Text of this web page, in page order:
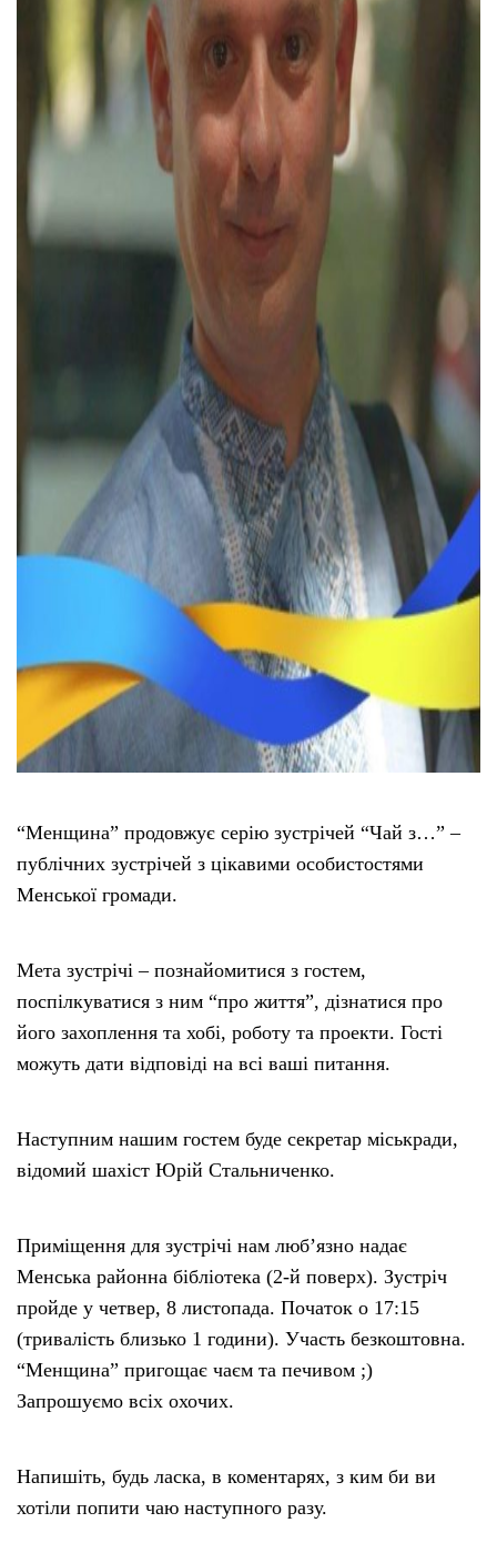
“Менщина” продовжує серію зустрічей “Чай з…” –
публічних зустрічей з цікавими особистостями
Менської громади.
Мета зустрічі – познайомитися з гостем,
поспілкуватися з ним “про життя”, дізнатися про
його захоплення та хобі, роботу та проекти. Гості
можуть дати відповіді на всі ваші питання.
Наступним нашим гостем буде секретар міськради,
відомий шахіст Юрій Стальниченко.
Приміщення для зустрічі нам люб’язно надає
Менська районна бібліотека (2-й поверх). Зустріч
пройде у четвер, 8 листопада. Початок о 17:15
(тривалість близько 1 години). Участь безкоштовна.
“Менщина” пригощає чаєм та печивом ;)
Запрошуємо всіх охочих.
Напишіть, будь ласка, в коментарях, з ким би ви
хотіли попити чаю наступного разу.